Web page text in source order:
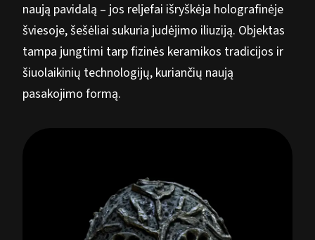
naują pavidalą – jos reljefai išryškėja holografinėje
šviesoje, šešėliai sukuria judėjimo iliuziją. Objektas
tampa jungtimi tarp fizinės keramikos tradicijos ir
šiuolaikinių technologijų, kuriančių naują
pasakojimo formą.